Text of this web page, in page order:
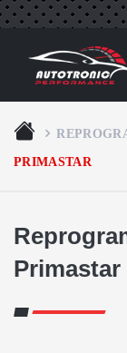
PRIMASTAR
Primastar